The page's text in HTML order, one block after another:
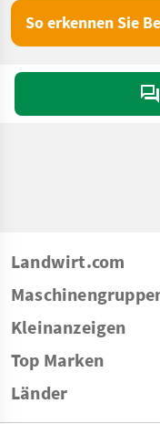
So erkennen Sie
Landwirt.com
Kleinanzeigen
Top Marken
Länder